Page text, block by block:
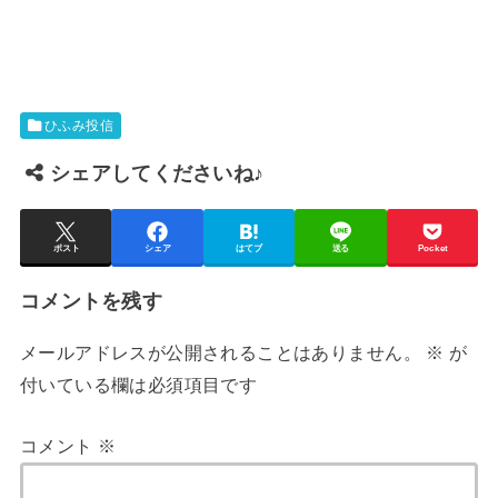
ひふみ投信
シェアしてくださいね♪
ポスト シェア はてブ 送る Pocket
コメントを残す
メールアドレスが公開されることはありません。 ※ が
付いている欄は必須項目です
コメント ※